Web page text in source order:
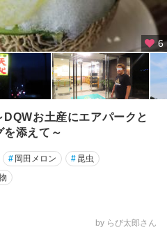
6
お土産にエアパークと
を添えて～
# 岡田メロン # 昆虫
by らび太郎さん